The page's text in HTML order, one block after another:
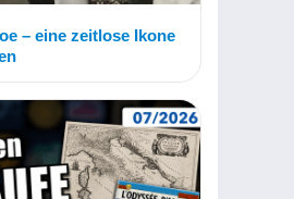
– eine zeitlose Ikone